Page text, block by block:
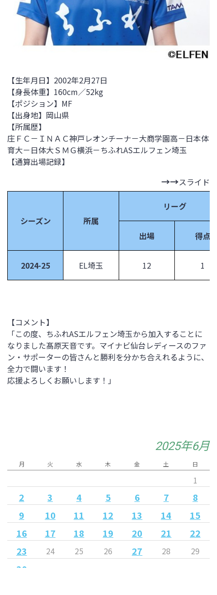
【生年月日】2002年2月27日
【身長体重】160cm／52kg
【ポジション】MF
【出身地】岡山県
【所属歴】
庄ＦＣ－ＩＮＡＣ神戸レオンチーナ－大商学園高－日本体
育大－日体大ＳＭＧ横浜－ちふれASエルフェン埼玉
【通算出場記録】
スライド
シーズン 所属
リーグ
出場 得点
2024-25 EL埼玉 12 1
【コメント】
「この度、ちふれASエルフェン埼玉から加入することに
なりました髙原天音です。マイナビ仙台レディースのファ
ン・サポーターの皆さんと勝利を分かち合えれるように、
全力で闘います！
応援よろしくお願いします！」
2025年6月
月 火 水 木 金 土 日
1
2 3 4 5 6 7
8
9
10 11 12 13 14
15
16
17 18 19 20 21
22
23
24 25 26 27 28 29
30